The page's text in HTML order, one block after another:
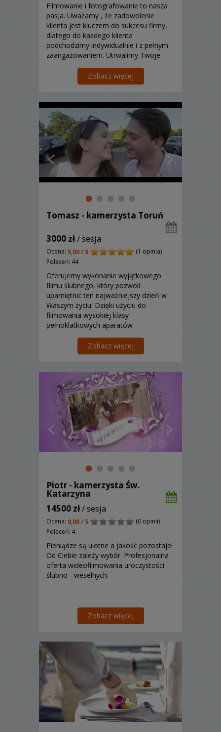
Filmowanie i fotografowanie to nasza
pasja. Uważamy , że zadowolenie
klienta jest kluczem do sukcesu firmy,
dlatego do każdego klienta
podchodzimy indywidualnie i z pełnym
zaangażowaniem. Utrwalimy Twoje
się nie zawiodło. Zapraszamy do
Zobacz więcej
Tomasz - kamerzysta Toruń
3000 zł/ sesja
Ocena: 5,00 / 5
(1 opinia)
Poleceń: 44
Oferujemy wykonanie wyjątkowego
filmu ślubnego, który pozwoli
upamiętnić ten najważniejszy dzień w
Waszym życiu. Dzięki użyciu do
filmowania wysokiej klasy
pełnoklatkowych aparatów
uzyskany na filmie obraz będzie
zbliżony do obrazu kinowego a dzięki
obrazu przez kilku operatoró...
Zobacz więcej
Piotr - kamerzysta Św.
Katarzyna
14500 zł/ sesja
Ocena: 0,00 / 5
(0 opinii)
Poleceń: 4
Pieniądze są ulotne a jakość pozostaje!
Od Ciebie zależy wybór. Profesjonalna
oferta wideofilmowania uroczystości
ślubno - weselnych.
Zobacz więcej